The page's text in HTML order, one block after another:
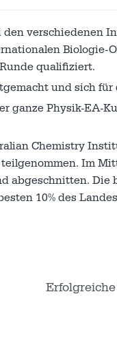
verschiedenen
Biologie-
qualifiziert.
und sich
ganze Physik-EA-
Chemistry
Im
abgeschnitten. Die
10% des